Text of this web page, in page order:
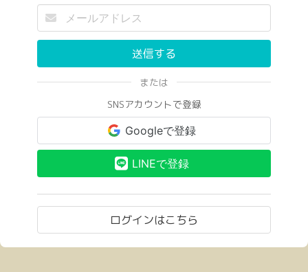
送信する
または
SNSアカウントで登録
Googleで登録
LINEで登録
ログインはこちら